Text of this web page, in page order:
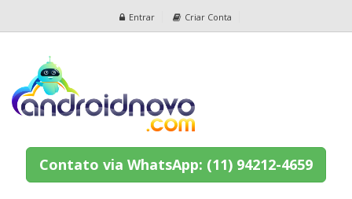
Entrar Criar Conta
Contato via WhatsApp: (11) 94212-4659